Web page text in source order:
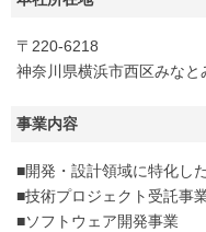
〒220-6218
神奈川県横浜市西区みな
事業内容
■開発・設計領域に特化し
■技術プロジェクト受託事
■ソフトウェア開発事業